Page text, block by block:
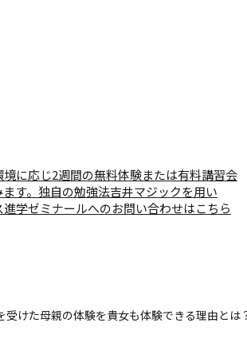
に応じ2週間の無料体験または有料講習会
す。独自の勉強法吉井マジックを用い
学ゼミナールへのお問い合わせはこちら
受けた母親の体験を貴女も体験できる理由とは